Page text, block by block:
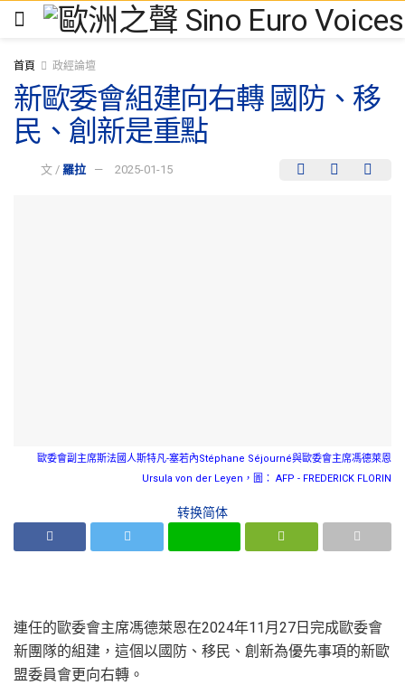
首頁 政經論壇
新歐委會組建向右轉 國防、移
民、創新是重點
文 / 羅拉 2025-01-15
歐委會副主席斯法國人斯特凡-塞若內Stéphane Séjourné與歐委會主席馮德萊恩
Ursula von der Leyen，圖： AFP - FREDERICK FLORIN
转换简体
連任的歐委會主席馮德萊恩在2024年11月27日完成歐委會
新團隊的組建，這個以國防、移民、創新為優先事項的新歐
盟委員會更向右轉。